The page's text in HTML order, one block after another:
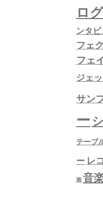
ログ
ンタ
フェ
フェ
ジェ
サン
ー
テーブ
ー レ
画 音